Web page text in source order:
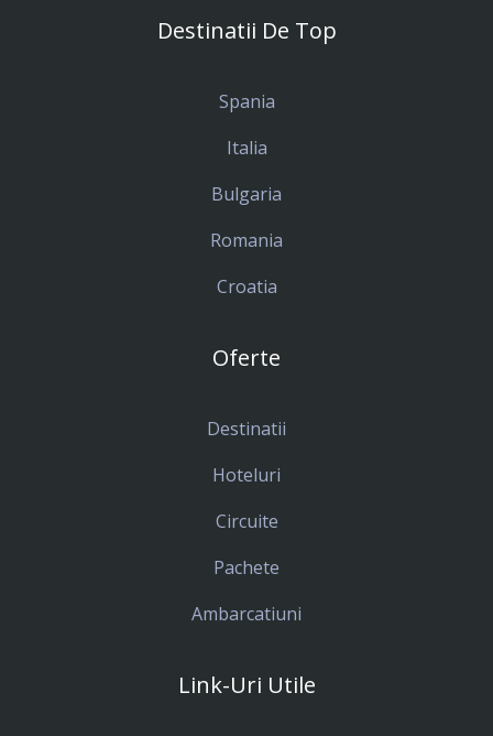
Destinatii De Top
Spania
Italia
Bulgaria
Romania
Croatia
Oferte
Destinatii
Hoteluri
Circuite
Pachete
Ambarcatiuni
Link-Uri Utile